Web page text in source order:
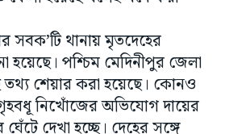
সবক’টি থানায় মৃতদেহের
হয়েছে। পশ্চিম মেদিনীপুর জেলা
শেয়ার করা হয়েছে। কোনও
নিখোঁজের অভিযোগ দায়ের
দেখা হচ্ছে। দেহের সঙ্গে